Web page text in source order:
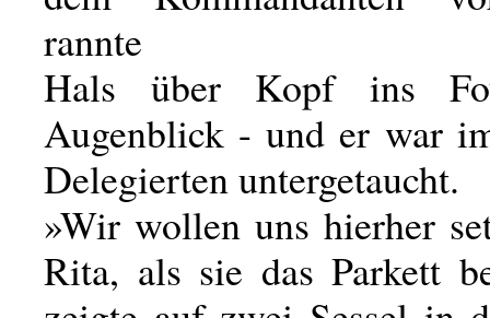
rannte
Hals über Kopf ins
Augenblick - und er war
Delegierten untergetaucht.
»Wir wollen uns hierher
Rita, als sie das Parkett